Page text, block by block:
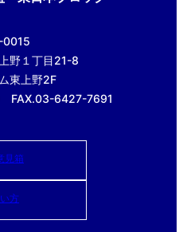
0015
野１丁目21-8
東上野2F
FAX.03-6427-7691
見箱
方